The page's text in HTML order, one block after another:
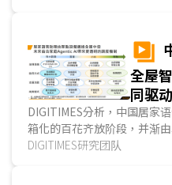
洁能力，后者则可减轻使用
担。...
全屋
同驱
DIGITIMES分析，中国居家
箱化的百花齐放阶段，并渐
展。单设备管理具备「局部
DIGITIMES研究团队